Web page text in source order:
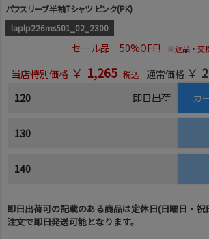
パフスリーブ半袖Tシャツ ピンク(PK)
laplp226ms501_02_2300
セール品 50%OFF! ※返品・交
当店特別価格 ￥ 1,265 税込 通常価格 ￥
120 即日出荷 カ
130
140
即日出荷可の記載のある商品は定休日(日曜日・
注文で即日発送可能となります。